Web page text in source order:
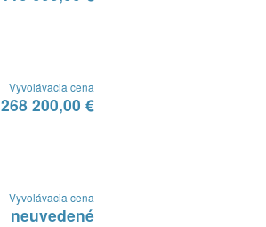
Vyvolávacia cena
268 200,00 €
Vyvolávacia cena
neuvedené